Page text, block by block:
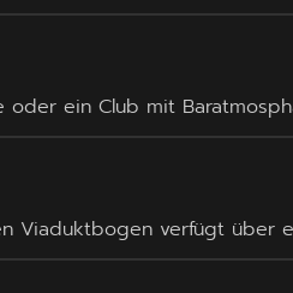
oder ein Club mit
Viaduktbogen verfügt über